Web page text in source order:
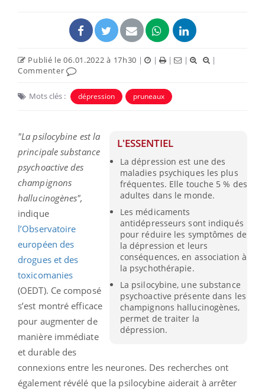
Publié le 06.01.2022 à 17h30 | | | |
|
Commenter
Mots clés : dépression pruneaux
L'ESSENTIEL
La dépression est une des
maladies psychiques les plus
fréquentes. Elle touche 5 % des
adultes dans le monde.
Les médicaments
antidépresseurs sont indiqués
pour réduire les symptômes de
la dépression et leurs
conséquences, en association à
la psychothérapie.
La psilocybine, une substance
psychoactive présente dans les
champignons hallucinogènes,
permet de traiter la
dépression.
"La psilocybine est la
principale substance
psychoactive des
champignons
hallucinogènes",
indique
l’Observatoire
européen des
drogues et des
toxicomanies
(OEDT). Ce composé
s’est montré efficace
pour augmenter de
manière immédiate
et durable des
connexions entre les neurones. Des recherches ont
également révélé que la psilocybine aiderait à arrêter